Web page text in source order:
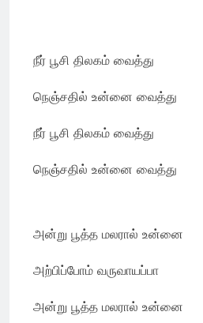
நீர் பூசி திலகம் வைத்து
நெஞ்சதில் உன்னை வைத்து
நீர் பூசி திலகம் வைத்து
நெஞ்சதில் உன்னை வைத்து
அன்று பூத்த மலரால் உன்னை
அற்பிப்போம் வருவாயப்பா
அன்று பூத்த மலரால் உன்னை